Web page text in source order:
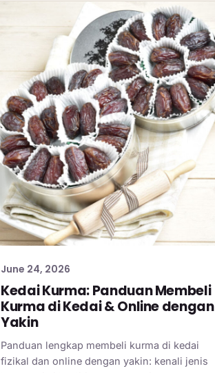
June 24, 2026
Kedai Kurma: Panduan Membeli
Kurma di Kedai & Online dengan
Yakin
Panduan lengkap membeli kurma di kedai
fizikal dan online dengan yakin: kenali jenis